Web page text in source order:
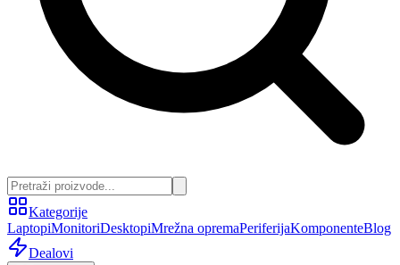
Kategorije
LaptopiMonitoriDesktopiMrežna opremaPeriferijaKomponenteBlog
Dealovi